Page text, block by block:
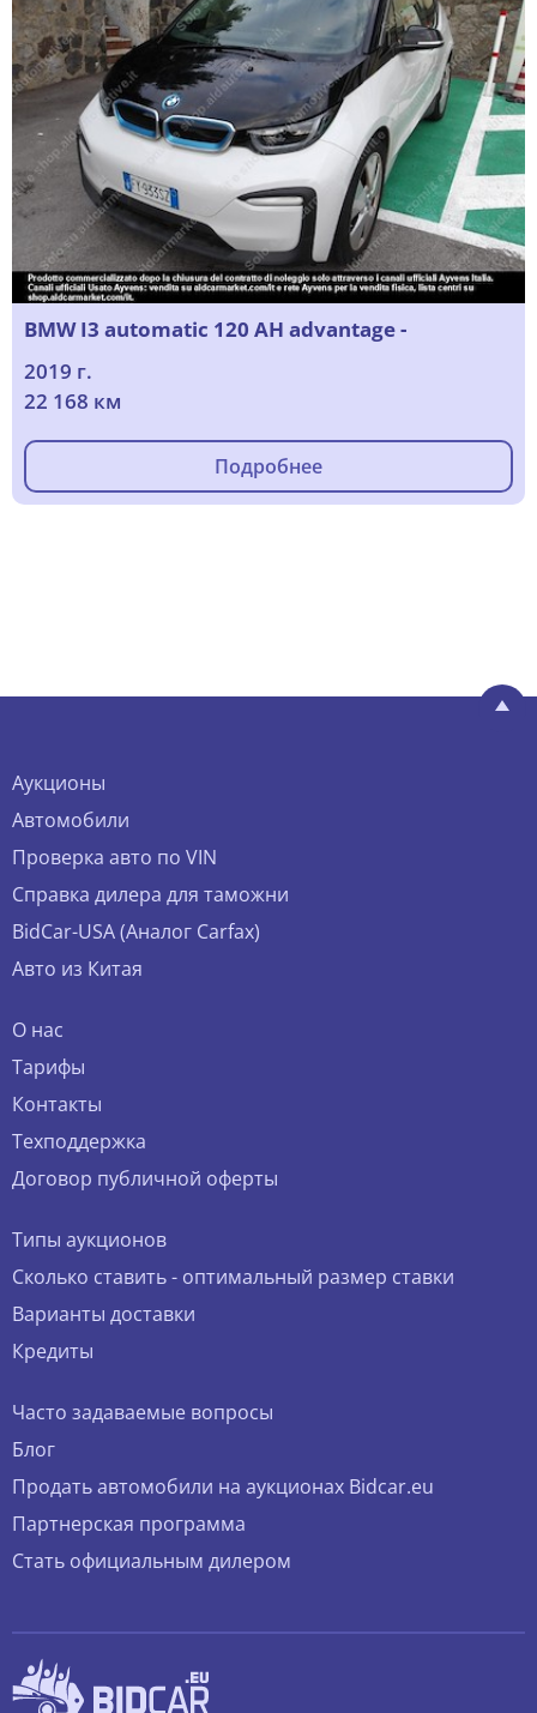
BMW I3 automatic 120 AH advantage -
2019 г.
22 168 км
Подробнее
Аукционы
Автомобили
Проверка авто по VIN
Справка дилера для таможни
BidCar-USA (Аналог Carfax)
Авто из Китая
О нас
Тарифы
Контакты
Техподдержка
Договор публичной оферты
Типы аукционов
Сколько ставить - оптимальный размер ставки
Варианты доставки
Кредиты
Часто задаваемые вопросы
Блог
Продать автомобили на аукционах Bidcar.eu
Партнерская программа
Стать официальным дилером